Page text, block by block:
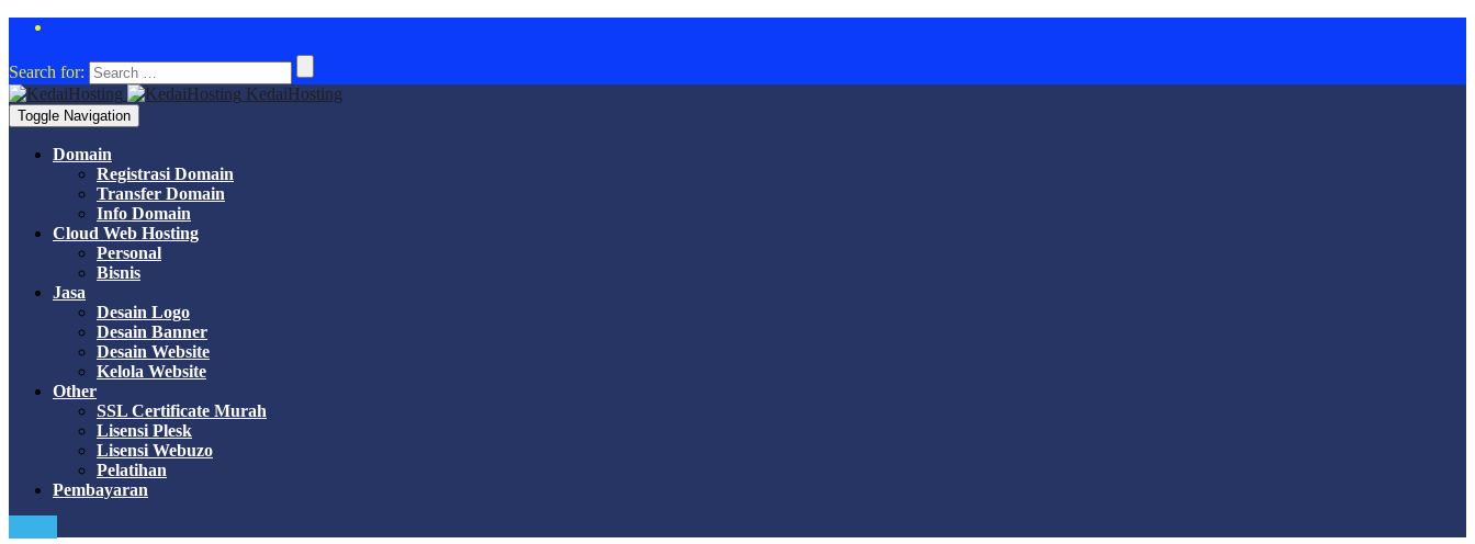
Search for:
KedaiHosting
Toggle Navigation
Domain
Registrasi Domain
Transfer Domain
Info Domain
Cloud Web Hosting
Personal
Bisnis
Jasa
Desain Logo
Desain Banner
Desain Website
Kelola Website
Other
SSL Certificate Murah
Lisensi Plesk
Lisensi Webuzo
Pelatihan
Pembayaran